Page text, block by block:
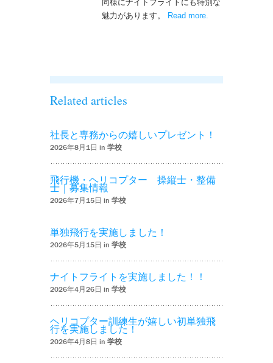
同様にナイトフライトにも特別な
魅力があります。
Read more
Related articles
社長と専務からの嬉しいプレゼント！
2026年8月1日 in 学校
飛行機・ヘリコプター 操縦士・整備
士｜募集情報
2026年7月15日 in 学校
単独飛行を実施しました！
2026年5月15日 in 学校
ナイトフライトを実施しました！！
2026年4月26日 in 学校
ヘリコプター訓練生が嬉しい初単独飛
行を実施しました！
2026年4月8日 in 学校